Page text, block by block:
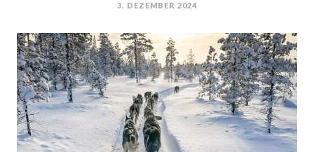
POSTED
3. DEZEMBER 2024